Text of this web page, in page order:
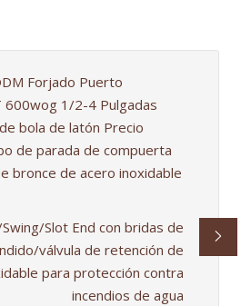
Forjado Puerto
600wog 1/2-4 Pulgadas
bola de latón Precio
de parada de compuerta
bronce de acero inoxidable
Slot End con bridas de
válvula de retención de
para protección contra
incendios de agua